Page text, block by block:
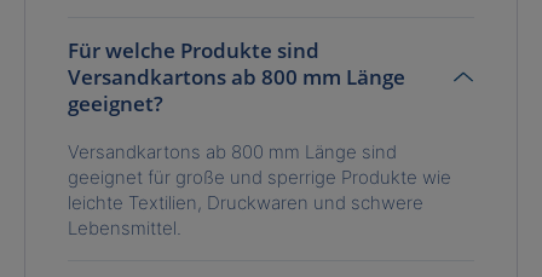
Für welche Produkte sind
Versandkartons ab 800 mm Länge
geeignet?
Versandkartons ab 800 mm Länge sind
geeignet für große und sperrige Produkte wie
leichte Textilien, Druckwaren und schwere
Lebensmittel.